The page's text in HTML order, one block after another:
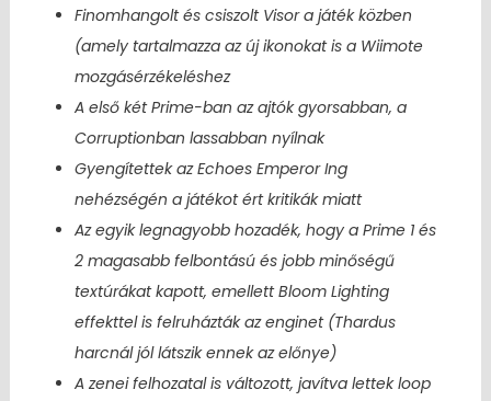
Finomhangolt és csiszolt Visor a játék közben
(amely tartalmazza az új ikonokat is a Wiimote
mozgásérzékeléshez
A első két Prime-ban az ajtók gyorsabban, a
Corruptionban lassabban nyílnak
Gyengítettek az Echoes Emperor Ing
nehézségén a játékot ért kritikák miatt
Az egyik legnagyobb hozadék, hogy a Prime 1 és
2 magasabb felbontású és jobb minőségű
textúrákat kapott, emellett Bloom Lighting
effekttel is felruházták az enginet (Thardus
harcnál jól látszik ennek az előnye)
A zenei felhozatal is változott, javítva lettek loop